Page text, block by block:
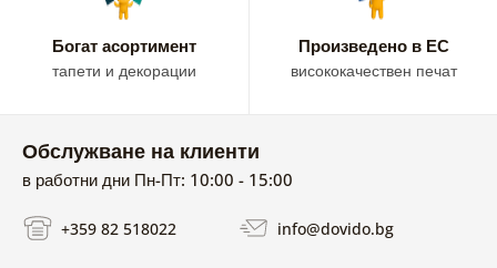
Богат асортимент
тапети и декорации
Произведено в ЕС
висококачествен печат
Обслужване на клиенти
в работни дни Пн-Пт: 10:00 - 15:00
+359 82 518022 info@dovido.bg